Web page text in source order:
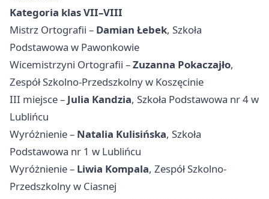
Kategoria klas VII–VIII
Mistrz Ortografii – Damian Łebek, Szkoła
Podstawowa w Pawonkowie
Wicemistrzyni Ortografii –Zuzanna Pokaczajło,
Zespół Szkolno-Przedszkolny w Koszęcinie
III miejsce – Julia Kandzia, Szkoła Podstawowa nr 4 w
Lublińcu
Wyróżnienie – Natalia Kulisińska, Szkoła
Podstawowa nr 1 w Lublińcu
Wyróżnienie – Liwia Kompala, Zespół Szkolno-
Przedszkolny w Ciasnej